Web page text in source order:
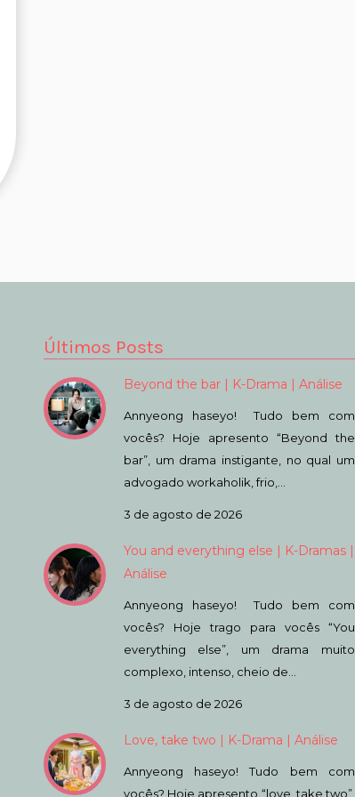
Últimos Posts
Beyond the bar | K-Drama | Análise
Annyeong haseyo! Tudo bem com
vocês? Hoje apresento “Beyond the
bar”, um drama instigante, no qual um
advogado workaholik, frio,…
3 de agosto de 2026
You and everything else | K-Dramas |
Análise
Annyeong haseyo! Tudo bem com
vocês? Hoje trago para vocês “You
everything else”, um drama muito
complexo, intenso, cheio de…
3 de agosto de 2026
Love, take two | K-Drama | Análise
Annyeong haseyo! Tudo bem com
vocês? Hoje apresento “love, take two”,